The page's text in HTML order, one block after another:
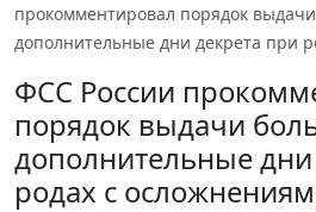
прокомментировал порядок
дополнительные дни декрета при
ФСС России
порядок выдачи
дополнительные
родах с